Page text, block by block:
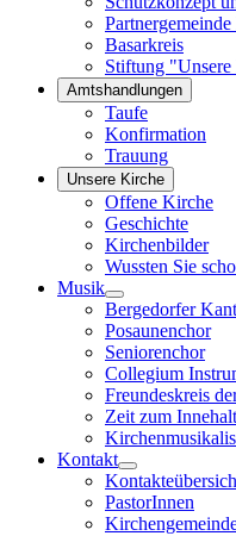
Basarkreis
Stiftung
Amtshandlungen
Taufe
Konfirmation
Trauung
Unsere Kirche
Offene Kirche
Geschichte
Kirchenbilder
Wussten Sie
Musik
Bergedorfer
Posaunenchor
Seniorenchor
Collegium
Freundeskreis
Zeit zum
Kontakt
PastorInnen